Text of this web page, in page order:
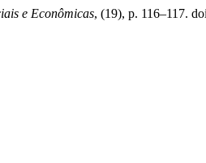
e Econômicas, (19), p. 116–117.